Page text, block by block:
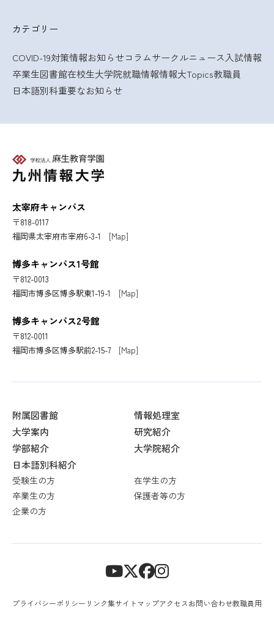
カテゴリー
COVID-19対策情報お知らせコラムサークルニュース入試情報
卒業生図書館在校生大学院就職情報情報大Topics教職員
日本語別科重要なお知らせ
太宰府キャンパス
〒818-0117
福岡県太宰府市宰府6-3-1 [Map]
博多キャンパス1号館
〒812-0013
福岡市博多区博多駅東1-19-1 [Map]
博多キャンパス2号館
〒812-0011
福岡市博多区博多駅前2-15-7 [Map]
附属図書館
情報処理室
大学案内
研究紹介
学部紹介
大学院紹介
日本語別科紹介
受験生の方
在学生の方
卒業生の方
保護者等の方
企業の方
プライバシーポリシー リンク集サイトマップアクセスお問い合わせ教職員用